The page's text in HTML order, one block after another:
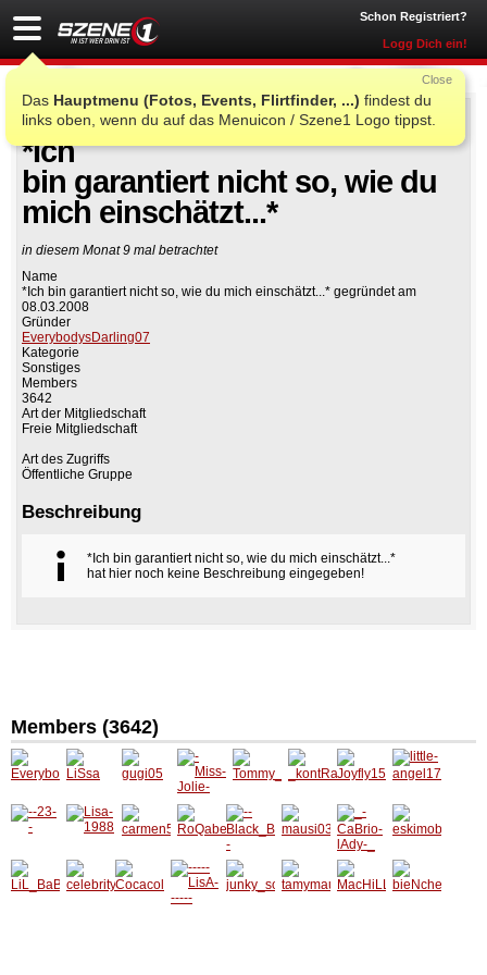
Schon Registriert?
Logg Dich ein!
Das Hauptmenu (Fotos, Events, Flirtfinder, ...) findest du
links oben, wenn du auf das Menuicon / Szene1 Logo tippst.
Close
Gruppe beitreten
Auf Facebook teilen
*Ich
bin garantiert nicht so, wie du
mich einschätzt...*
in diesem Monat 9 mal betrachtet
Name
*Ich bin garantiert nicht so, wie du mich einschätzt...* gegründet am
08.03.2008
Gründer
EverybodysDarling07
Kategorie
Sonstiges
Members
3642
Art der Mitgliedschaft
Freie Mitgliedschaft
Art des Zugriffs
Öffentliche Gruppe
Beschreibung
*Ich bin garantiert nicht so, wie du mich einschätzt...*
hat hier noch keine Beschreibung eingegeben!
Members (3642)
Everyb
odysDa
rling07
LiSsa gugi05
-Miss-
Jolie-
Tommy
__girl
_kontR
aproDu
ktiv_
Joyfly1
5
little-
angel17
--23--
Lisa-
1988
carmen
56
RoQab
eLLa
--
Black_
Betty--
mausi0
304
_-
CaBrio-
lAdy-_
eskimo
baeby